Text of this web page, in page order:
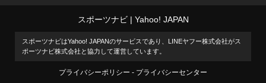
スポーツナビ Yahoo! JAPAN
スポーツナビはYahoo! JAPANのサービスであり、LINEヤフー株式会社がス
ポーツナビ株式会社と協力して運営しています。
プライバシーポリシー プライバシーセンター